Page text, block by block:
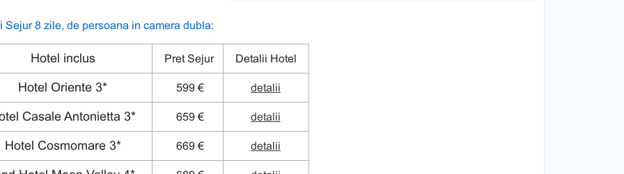
Sejur 8 zile, de persoana in camera dubla:
Hotel inclus Pret Sejur Detalii Hotel
Hotel Oriente 3* 599 € detalii
Casale Antonietta 3* 659 € detalii
Hotel Cosmomare 3* 669 € detalii